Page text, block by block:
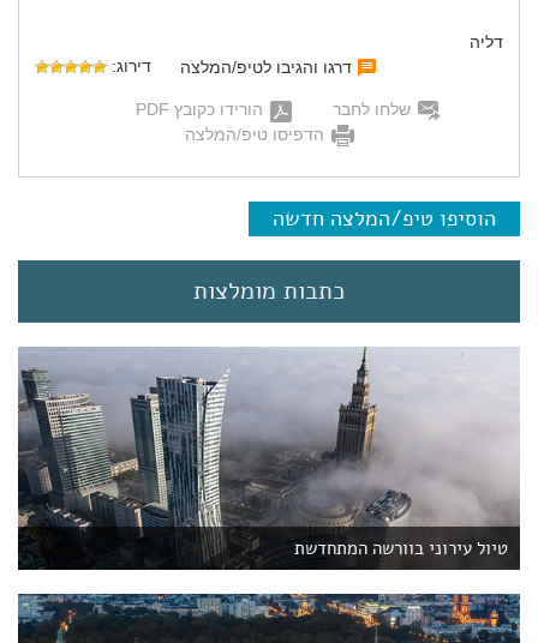
דליה
דרגו והגיבו לטיפ/המלצה
דירוג:
שלחו לחבר
הורידו כקובץ PDF
הדפיסו טיפ/המלצה
הוסיפו טיפ/המלצה חדשה
כתבות מומלצות
טיול עירוני בוורשה המתחדשת